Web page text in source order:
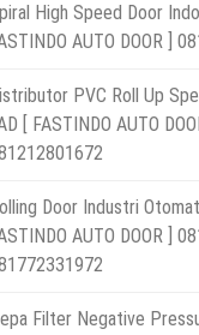
High Speed Door
AUTO DOOR ]
PVC Roll Up
[ FASTINDO AUTO
Door Industri
AUTO DOOR ]
Filter Negative